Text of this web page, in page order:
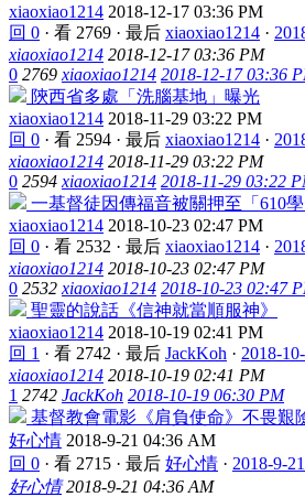
xiaoxiao1214 2018-12-17 03:36 PM
回 0 · 看 2769 · 最后 xiaoxiao1214 ·
xiaoxiao1214 2018-12-17 03:36 PM
0 2769 xiaoxiao1214 2018-12-17 03:36
陝西省多處「洗腦基地」曝光
xiaoxiao1214 2018-11-29 03:22 PM
回 0 · 看 2594 · 最后 xiaoxiao1214 ·
xiaoxiao1214 2018-11-29 03:22 PM
0 2594 xiaoxiao1214 2018-11-29 03:22
一基督徒因傳福音被關押至「610學
xiaoxiao1214 2018-10-23 02:47 PM
回 0 · 看 2532 · 最后 xiaoxiao1214 ·
xiaoxiao1214 2018-10-23 02:47 PM
0 2532 xiaoxiao1214 2018-10-23 02:47
聖靈的說話《信神就當順服神》
xiaoxiao1214 2018-10-19 02:41 PM
回 1 · 看 2742 · 最后 JackKoh · 2018-
xiaoxiao1214 2018-10-19 02:41 PM
1 2742 JackKoh 2018-10-19 06:30 PM
基督教會電影《肩負使命》不畏艱
好心情 2018-9-21 04:36 AM
回 0 · 看 2715 · 最后 好心情 · 2018-9-
好心情 2018-9-21 04:36 AM